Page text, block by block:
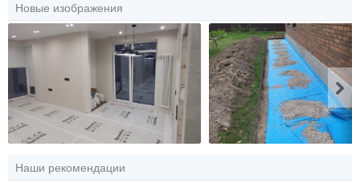
Новые изображения
Наши рекомендации